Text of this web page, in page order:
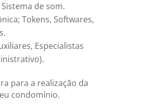
de som.
Tokens, Softwares,
Especialistas
para a realização da
condomínio.